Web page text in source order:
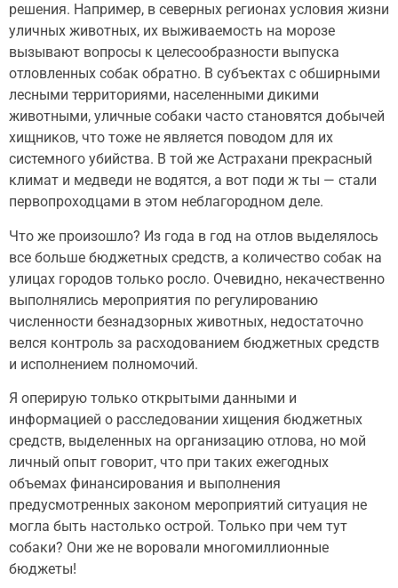
решения. Например, в северных регионах условия жизни
уличных животных, их выживаемость на морозе
вызывают вопросы к целесообразности выпуска
отловленных собак обратно. В субъектах с обширными
лесными территориями, населенными дикими
животными, уличные собаки часто становятся добычей
хищников, что тоже не является поводом для их
системного убийства. В той же Астрахани прекрасный
климат и медведи не водятся, а вот поди ж ты — стали
первопроходцами в этом неблагородном деле.
Что же произошло? Из года в год на отлов выделялось
все больше бюджетных средств, а количество собак на
улицах городов только росло. Очевидно, некачественно
выполнялись мероприятия по регулированию
численности безнадзорных животных, недостаточно
велся контроль за расходованием бюджетных средств
и исполнением полномочий.
Я оперирую только открытыми данными и
информацией о расследовании хищения бюджетных
средств, выделенных на организацию отлова, но мой
личный опыт говорит, что при таких ежегодных
объемах финансирования и выполнения
предусмотренных законом мероприятий ситуация не
могла быть настолько острой. Только при чем тут
собаки? Они же не воровали многомиллионные
бюджеты!